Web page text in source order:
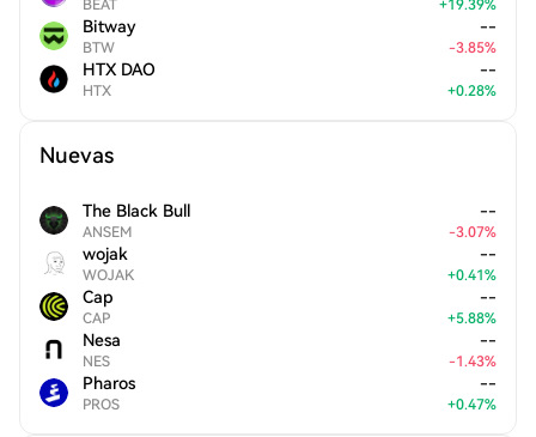
BEAT +19.39%
Bitway
BTW
--
-3.85%
HTX DAO
HTX
--
+0.28%
Nuevas
The Black Bull
ANSEM
--
-3.07%
wojak
WOJAK
--
+0.41%
Cap
CAP
--
+5.88%
Nesa
NES
--
-1.43%
Pharos
PROS
--
+0.47%